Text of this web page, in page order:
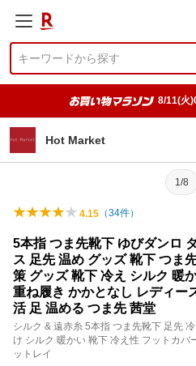
8/11(火
Hot Market
1/8
4.15 （34件）
5本指 つま先靴下 ゆびダンロ
ス 足先 温め グッズ 靴下 つま
策 グッズ 靴下 冷え シルク 暖
重ね履き かかとなし レディー
活 足 温める つま先 茜堂
シルク & 遠赤糸 5本指 つま先靴下 足先
け シルク 暖かい 靴下 冷え性 フットカバ
ットレイ